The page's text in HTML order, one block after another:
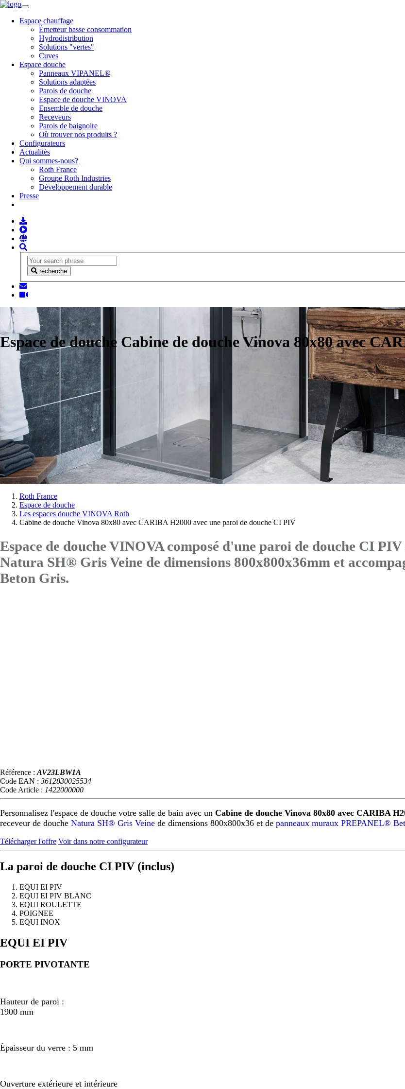
Espace chauffage
Émetteur basse consommation
Hydrodistribution
Solutions "vertes"
Cuves
Espace douche
Panneaux VIPANEL®
Solutions adaptées
Parois de douche
Espace de douche VINOVA
Ensemble de douche
Receveurs
Parois de baignoire
Où trouver nos produits ?
Configurateurs
Actualités
Qui sommes-nous?
Roth France
Groupe Roth Industries
Développement durable
Presse
recherche
Espace de douche Cabine de douche Vinova 80x80 avec
Vous
êtes
Roth France
Espace de douche
Les espaces douche VINOVA Roth
Cabine de douche Vinova 80x80 avec CARIBA H2000 avec une paroi de douche CI PIV
Espace de douche VINOVA composé d'une paroi de douche CI
Natura SH® Gris Veine de dimensions 800x800x36mm et
Beton Gris.
Référence : AV23LBW1A
Code EAN : 3612830025534
Code Article : 1422000000
Personnalisez l'espace de douche votre salle de bain avec un Cabine de douche Vinova 80x80 avec CARIBA
receveur de douche Natura SH® Gris Veine de dimensions 800x800x36 et de panneaux muraux PREPANEL®
Télécharger l'offre Voir dans notre configurateur
La paroi de douche CI PIV (inclus)
EQUI EI PIV
EQUI EI PIV BLANC
EQUI ROULETTE
POIGNEE
EQUI INOX
Précédent
Suivant
EQUI EI PIV
PORTE PIVOTANTE
Hauteur de paroi :
1900 mm
Épaisseur du verre : 5 mm
Ouverture extérieure et intérieure